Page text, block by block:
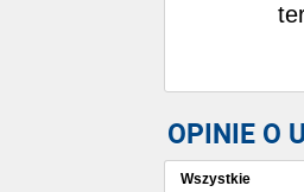
OPINIE O
Wszystkie